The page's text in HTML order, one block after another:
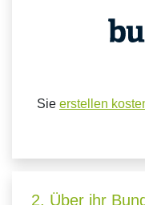
Sie erstellen
2. Über ihr